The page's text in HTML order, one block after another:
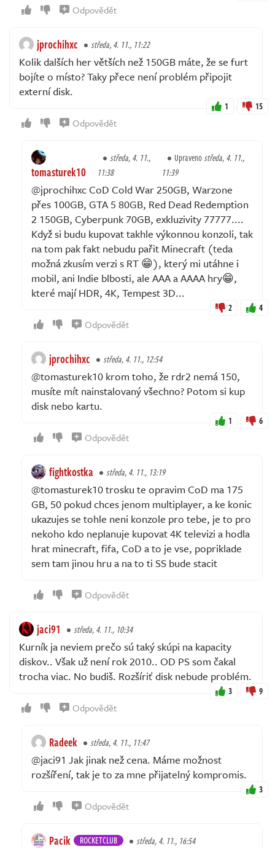
Odpovědět
jprochihxc středa, 4. 11., 11:22
Kolik dalších her větších než 150GB máte, že se furt
bojíte o místo? Taky přece není problém připojit
externí disk.
1 15
Odpovědět
tomasturek10
středa, 4. 11.,
11:38
Upravenostředa, 4. 11.,
11:39
@jprochihxc CoD Cold War 250GB, Warzone
přes 100GB, GTA 5 80GB, Red Dead Redemption
2 150GB, Cyberpunk 70GB, exkluzivity 77777....
Když si budu kupovat takhle výkonnou konzoli, tak
na tom pak fakt nebudu pařit Minecraft (teda
možná zkusím verzi s RT 😁), který mi utáhne i
mobil, ani Indie blbosti, ale AAA a AAAA hry😁,
které mají HDR, 4K, Tempest 3D...
2 4
Odpovědět
jprochihxc středa, 4. 11., 12:54
@tomasturek10 krom toho, že rdr2 nemá 150,
musíte mít nainstalovaný všechno? Potom si kup
disk nebo kartu.
1 6
Odpovědět
fightkostka středa, 4. 11., 13:19
@tomasturek10 trosku te opravim CoD ma 175
GB, 50 pokud chces jenom multiplayer, a ke konic
ukazujes se tohle neni konzole pro tebe, je to pro
nekoho kdo neplanuje kupovat 4K televizi a hodla
hrat minecraft, fifa, CoD a to je vse, popriklade
sem tam jinou hru a na to ti SS bude stacit
Odpovědět
jaci91 středa, 4. 11., 10:34
Kurník ja neviem prečo sú taký skúpi na kapacity
diskov.. Však už není rok 2010.. OD PS som čakal
trocha viac. No budiš. Rozšíriť disk nebude problém.
3 9
Odpovědět
Radeek středa, 4. 11., 11:47
@jaci91 Jak jinak než cena. Máme možnost
rozšíření, tak je to za mne přijatelný kompromis.
3
Odpovědět
Pacik ROCKETCLUB středa, 4. 11., 16:54